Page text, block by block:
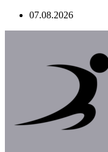
Перейти07.08.2026